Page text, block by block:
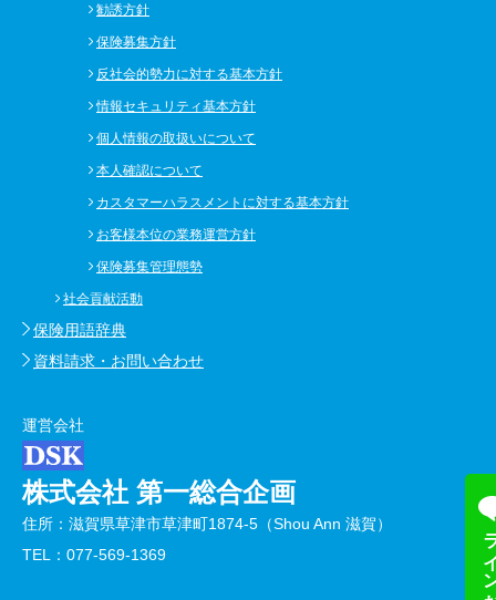
ライ
勧誘方針
保険募集方針
反社会的勢力に対する基本方針
情報セキュリティ基本方針
個人情報の取扱いについて
本人確認について
カスタマーハラスメントに対する基本方針
お客様本位の業務運営方針
保険募集管理態勢
社会貢献活動
保険用語辞典
資料請求・お問い合わせ
運営会社
株式会社 第一総合企画
住所：滋賀県草津市草津町1874-5（Shou Ann 滋賀）
TEL：077-569-1369